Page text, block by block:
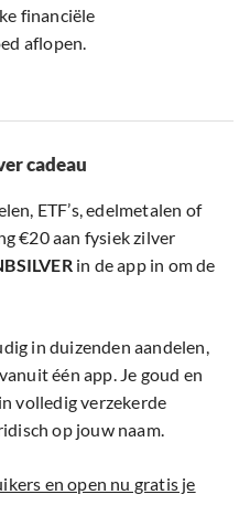
financiële
aflopen.
cadeau
ETF’s, edelmetalen of
€20 aan fysiek zilver
in de app in om de
in duizenden aandelen,
één app. Je goud en
volledig verzekerde
op jouw naam.
en open nu gratis je